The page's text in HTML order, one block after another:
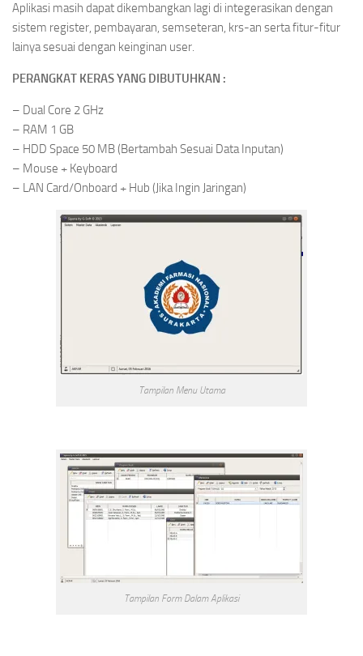
Aplikasi masih dapat dikembangkan lagi di integerasikan dengan
sistem register, pembayaran, semseteran, krs-an serta fitur-fitur
lainya sesuai dengan keinginan user.
PERANGKAT KERAS YANG DIBUTUHKAN :
– Dual Core 2 GHz
– RAM 1 GB
– HDD Space 50 MB (Bertambah Sesuai Data Inputan)
– Mouse + Keyboard
– LAN Card/Onboard + Hub (Jika Ingin Jaringan)
Tampilan Menu Utama
Tampilan Form Dalam Aplikasi